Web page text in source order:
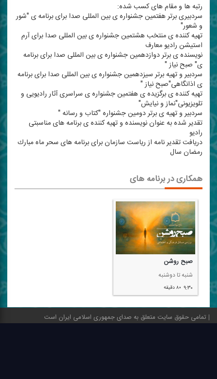
رتبه ها و مقام های كسب شده:
سردبیری برتر هفتمین جشنواره ی بین المللی صدا برای برنامه ی "شور
و شعور"
تهیه كننده ی منتخب هشتمین جشنواره ی بین المللی صدا برای آرم
استیشن رادیو معارف
نویسنده ی برتر دوازدهمین جشنواره ی بین المللی صدا برای برنامه
ی" صبح نیاز "
سردبیر و تهیه برتر سیزدهمین جشنواره ی بین المللی صدا برای برنامه
ی اذانگاهی"صبح نیاز "
تهیه كننده ی برگزیده ی هفتمین جشنواره ی سراسری آثار رادیویی و
تلویزیونی"نماز و نیایش"
سردبیر و تهیه ی برتر دومین جشنواره "كتاب و رسانه "
تقدیر شده به عنوان نویسنده و تهیه كننده ی برنامه های مناسبتی
رادیو
دریافت تقدیر نامه از ریاست سازمان برای برنامه های سحر ماه مبارك
رمضان سال
همکاری در برنامه های
صبح روشن
شنبه تا دوشنبه
۹:۳۰ ۸۰ دقیقه
تمامی حقوق سایت متعلق به صدای جمهوری اسلامی ایران است